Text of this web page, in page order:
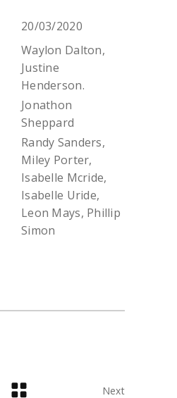
20/03/2020
Waylon Dalton,
Justine
Henderson.
Jonathon
Sheppard
Randy Sanders,
Miley Porter,
Isabelle Mcride,
Isabelle Uride,
Leon Mays, Phillip
Simon
Next